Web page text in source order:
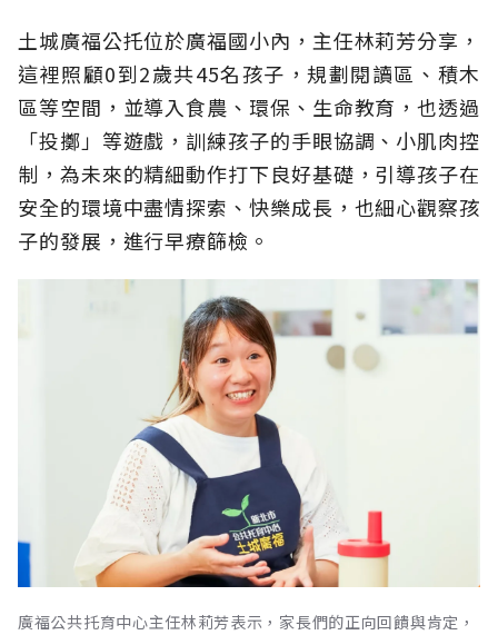
土城廣福公托位於廣福國小內，主任林莉芳分享，
這裡照顧0到2歲共45名孩子，規劃閱讀區、積木
區等空間，並導入食農、環保、生命教育，也透過
「投擲」等遊戲，訓練孩子的手眼協調、小肌肉控
制，為未來的精細動作打下良好基礎，引導孩子在
安全的環境中盡情探索、快樂成長，也細心觀察孩
子的發展，進行早療篩檢。
廣福公共托育中心主任林莉芳表示，家長們的正向回饋與肯定，